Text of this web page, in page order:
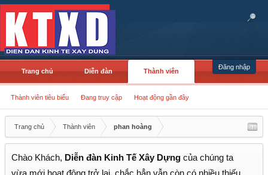
Đăng nhập
Trang chủ Diễn đàn Thành viên
Thành viên tiêu biểu Đang truy cập Hoạt động gần đây
Trang chủ Thành viên phan hoàng
Chào Khách, Diễn đàn Kinh Tế Xây Dựng của chúng ta